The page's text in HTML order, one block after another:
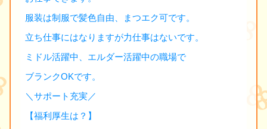
服装は制服で髪色自由、まつエク可です。
立ち仕事にはなりますが力仕事はないです。
ミドル活躍中、エルダー活躍中の職場で
ブランクOKです。
＼サポート充実／
【福利厚生は？】